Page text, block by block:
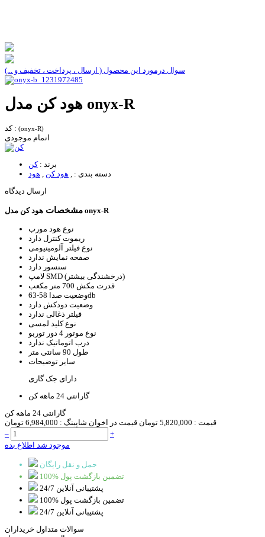
سوال درمورد این محصول ( ارسال ، پرداخت ، تخفیف و ...)
هود کن مدل onyx-R
کد : (onyx-R)
اتمام موجودی
برند :کن
دسته بندی :
هود کن
هود
ارسال دیدگاه
مشخصات هود کن مدل onyx-R
نوع هود مورب
ریموت کنترل دارد
نوع فیلتر آلومینیومی
صفحه نمایش ندارد
سنسور دارد
لامپ
SMD (درخشندگی بیشتر)
قدرت مکش 700 متر مکعب
وضعیت صدا58-63db
وضعیت دودکش دارد
فیلتر ذغالی ندارد
نوع کلید لمسی
نوع موتور 4 دور توربو
درب اتوماتیک ندارد
طول 90 سانتی متر
سایر توضیحات
دارای جک گازی
گارانتی 24 ماهه کن
گارانتی 24 ماهه کن
قیمت : 5,820,000 تومان قیمت در اخوان شاپینگ : 6,984,000 تومان
–
+
موجود شد اطلاع بده
حمل و نقل رایگان
100% تضمین بازگشت پول
پشتیبانی آنلاین 24/7
100% تضمین بازگشت پول
پشتیبانی آنلاین 24/7
سوالات متداول خریداران